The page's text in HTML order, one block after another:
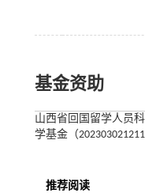
基金资助
山西省回国留学人员
学基金（